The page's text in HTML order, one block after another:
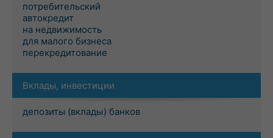
потребительский
автокредит
на недвижимость
для малого бизнеса
перекредитование
Вклады, инвестиции
депозиты (вклады) банков